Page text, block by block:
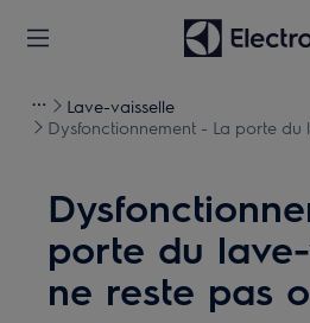
Lave-vaisselle
Dysfonctionnement - La porte du
porte du
ne reste pas